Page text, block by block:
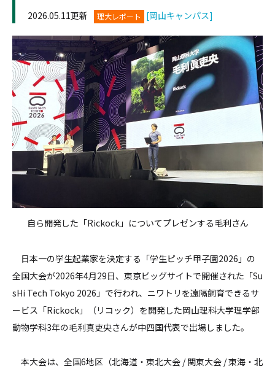
2026.05.11更新 理大レポート [岡山キャンパス]
自ら開発した「Rickock」についてプレゼンする毛利さん
日本一の学生起業家を決定する「学生ピッチ甲子園2026」の
全国大会が2026年4月29日、東京ビッグサイトで開催された「Su
sHi Tech Tokyo 2026」で行われ、ニワトリを遠隔飼育できるサ
ービス「Rickock」（リコック）を開発した岡山理科大学理学部
動物学科3年の毛利真吏央さんが中四国代表で出場しました。
本大会は、全国6地区（北海道・東北大会 / 関東大会 / 東海・北